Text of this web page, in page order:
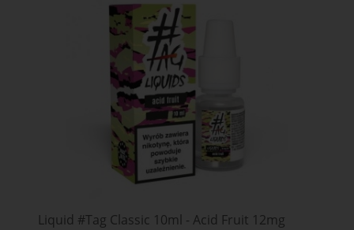
Liquid #Tag Classic 10ml - Acid Fruit 12mg